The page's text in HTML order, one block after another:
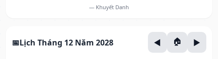
— Khuyết Danh
Lịch Tháng 12 Năm 2028